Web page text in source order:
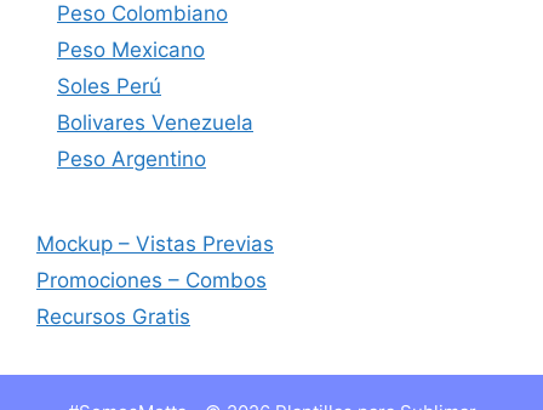
Peso Colombiano
Peso Mexicano
Soles Perú
Bolivares Venezuela
Peso Argentino
Mockup – Vistas Previas
Promociones – Combos
Recursos Gratis